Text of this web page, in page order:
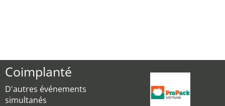
Coimplanté
D'autres événements
simultanés